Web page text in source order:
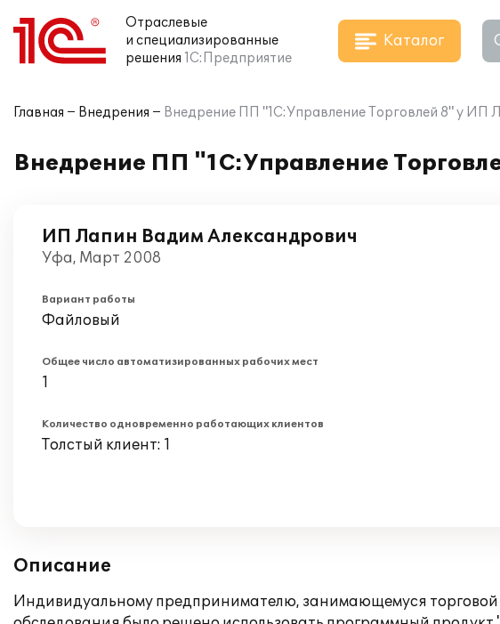
Отраслевые
и специализированные
решения 1С:Предприятие
Каталог
Главная Внедрения Внедрение ПП "1С:Управление Торговлей 8" у ИП
Внедрение ПП "1С:Управление
ИП Лапин Вадим Александрович
Уфа, Март 2008
Вариант работы
Файловый
Общее число автоматизированных рабочих мест
1
Количество одновременно работающих клиентов
Толстый клиент: 1
Описание
Индивидуальному предпринимателю, занимающемуся торговой